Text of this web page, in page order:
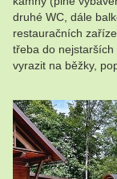
druhé WC, dále
restauračních
třeba do
vyrazit na běžky,